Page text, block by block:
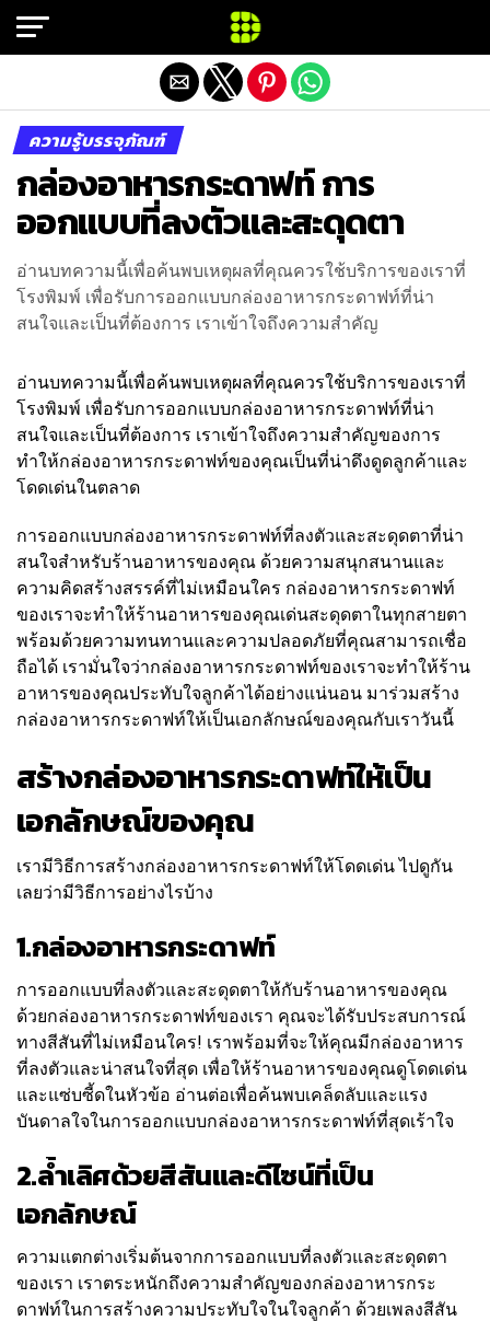
ความรู้บรรจุภัณฑ์
กล่องอาหารกระดาฟท์ การ
ออกแบบที่ลงตัวและสะดุดตา
อ่านบทความนี้เพื่อค้นพบเหตุผลที่คุณควรใช้บริการของเราที่
โรงพิมพ์ เพื่อรับการออกแบบกล่องอาหารกระดาฟท์ที่น่า
สนใจและเป็นที่ต้องการ เราเข้าใจถึงความสำคัญ
อ่านบทความนี้เพื่อค้นพบเหตุผลที่คุณควรใช้บริการของเราที่
โรงพิมพ์ เพื่อรับการออกแบบกล่องอาหารกระดาฟท์ที่น่า
สนใจและเป็นที่ต้องการ เราเข้าใจถึงความสำคัญของการ
ทำให้กล่องอาหารกระดาฟท์ของคุณเป็นที่น่าดึงดูดลูกค้าและ
โดดเด่นในตลาด
การออกแบบกล่องอาหารกระดาฟท์ที่ลงตัวและสะดุดตาที่น่า
สนใจสำหรับร้านอาหารของคุณ ด้วยความสนุกสนานและ
ความคิดสร้างสรรค์ที่ไม่เหมือนใคร กล่องอาหารกระดาฟท์
ของเราจะทำให้ร้านอาหารของคุณเด่นสะดุดตาในทุกสายตา
พร้อมด้วยความทนทานและความปลอดภัยที่คุณสามารถเชื่อ
ถือได้ เรามั่นใจว่ากล่องอาหารกระดาฟท์ของเราจะทำให้ร้าน
อาหารของคุณประทับใจลูกค้าได้อย่างแน่นอน มาร่วมสร้าง
กล่องอาหารกระดาฟท์ให้เป็นเอกลักษณ์ของคุณกับเราวันนี้
สร้างกล่องอาหารกระดาฟท์ให้เป็น
เอกลักษณ์ของคุณ
เรามีวิธีการสร้างกล่องอาหารกระดาฟท์ให้โดดเด่น ไปดูกัน
เลยว่ามีวิธีการอย่างไรบ้าง
1.กล่องอาหารกระดาฟท์
การออกแบบที่ลงตัวและสะดุดตาให้กับร้านอาหารของคุณ
ด้วยกล่องอาหารกระดาฟท์ของเรา คุณจะได้รับประสบการณ์
ทางสีสันที่ไม่เหมือนใคร! เราพร้อมที่จะให้คุณมีกล่องอาหาร
ที่ลงตัวและน่าสนใจที่สุด เพื่อให้ร้านอาหารของคุณดูโดดเด่น
และแซ่บซี้ดในหัวข้อ อ่านต่อเพื่อค้นพบเคล็ดลับและแรง
บันดาลใจในการออกแบบกล่องอาหารกระดาฟท์ที่สุดเร้าใจ
2.ล้ำเลิศด้วยสีสันและดีไซน์ที่เป็น
เอกลักษณ์
ความแตกต่างเริ่มต้นจากการออกแบบที่ลงตัวและสะดุดตา
ของเรา เราตระหนักถึงความสำคัญของกล่องอาหารกระ
ดาฟท์ในการสร้างความประทับใจในใจลูกค้า ด้วยเพลงสีสัน
Exit mobile version